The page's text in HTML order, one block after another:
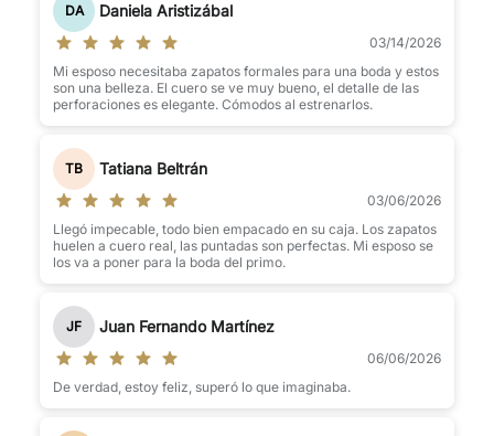
DA Daniela Aristizábal
03/14/2026
Mi esposo necesitaba zapatos formales para una boda y estos
son una belleza. El cuero se ve muy bueno, el detalle de las
perforaciones es elegante. Cómodos al estrenarlos.
TB Tatiana Beltrán
03/06/2026
Llegó impecable, todo bien empacado en su caja. Los zapatos
huelen a cuero real, las puntadas son perfectas. Mi esposo se
los va a poner para la boda del primo.
JF Juan Fernando Martínez
06/06/2026
De verdad, estoy feliz, superó lo que imaginaba.